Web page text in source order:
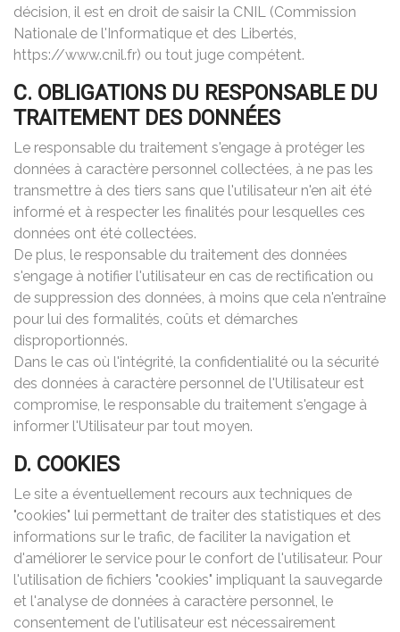
décision, il est en droit de saisir la CNIL (Commission
Nationale de l'Informatique et des Libertés,
https://www.cnil.fr) ou tout juge compétent.
C. OBLIGATIONS DU RESPONSABLE DU
TRAITEMENT DES DONNÉES
Le responsable du traitement s'engage à protéger les
données à caractère personnel collectées, à ne pas les
transmettre à des tiers sans que l'utilisateur n'en ait été
informé et à respecter les finalités pour lesquelles ces
données ont été collectées.
De plus, le responsable du traitement des données
s'engage à notifier l'utilisateur en cas de rectification ou
de suppression des données, à moins que cela n'entraîne
pour lui des formalités, coûts et démarches
disproportionnés.
Dans le cas où l'intégrité, la confidentialité ou la sécurité
des données à caractère personnel de l'Utilisateur est
compromise, le responsable du traitement s'engage à
informer l'Utilisateur par tout moyen.
D. COOKIES
Le site a éventuellement recours aux techniques de
"cookies" lui permettant de traiter des statistiques et des
informations sur le trafic, de faciliter la navigation et
d'améliorer le service pour le confort de l'utilisateur. Pour
l'utilisation de fichiers "cookies" impliquant la sauvegarde
et l'analyse de données à caractère personnel, le
consentement de l'utilisateur est nécessairement